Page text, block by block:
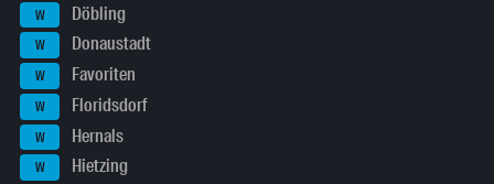
W Döbling
W Donaustadt
W Favoriten
W Floridsdorf
W Hernals
W Hietzing